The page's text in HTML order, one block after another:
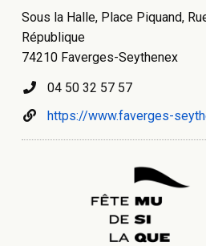
Sous la Halle, Place Piquand,
République
74210 Faverges-Seythenex
04 50 32 57 57
https://www.faverges-